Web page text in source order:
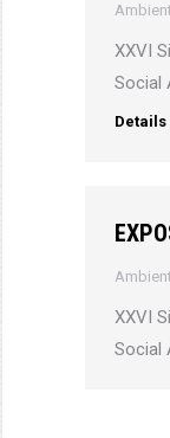
XXVI
Social
Details
XXVI
Social